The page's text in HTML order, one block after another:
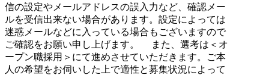
信の設定やメールアドレスの誤入力など、確認メー
ルを受信出来ない場合があります。設定によっては
迷惑メールなどに入っている場合もございますので
ご確認をお願い申し上げます。
また、選考は＜オ
ープン職採用＞にて進めさせていただきます。ご本
人の希望をお伺いした上で適性と募集状況によって